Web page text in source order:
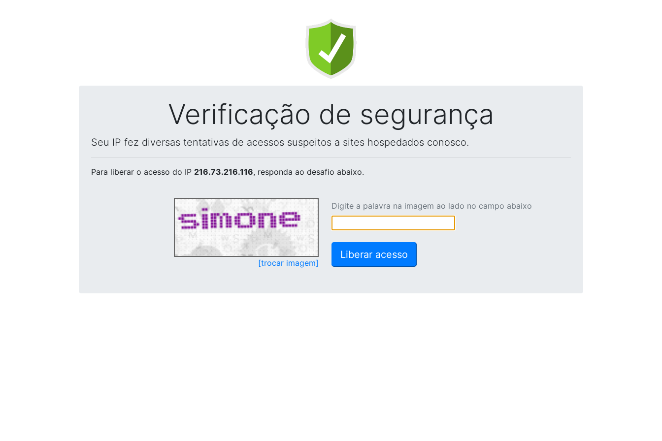
Verificação de segurança
Seu IP fez diversas tentativas de acessos suspeitos a sites hospedados conosco.
Para liberar o acesso do IP 216.73.216.116, responda ao desafio abaixo.
[trocar imagem]
Digite a palavra na imagem ao lado no campo abaixo